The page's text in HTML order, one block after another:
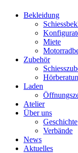
Bekleidung
Miete
Zubehör
Laden
Atelier
Über uns
Geschichte
Verbände
News
Aktuelles